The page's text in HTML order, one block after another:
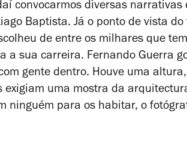
convocarmos diversas narrativas
Baptista. Já o ponto de vista
de entre os milhares que
a sua carreira. Fernando Guerra
gente dentro. Houve uma
exigiam uma mostra da
ninguém para os habitar, o